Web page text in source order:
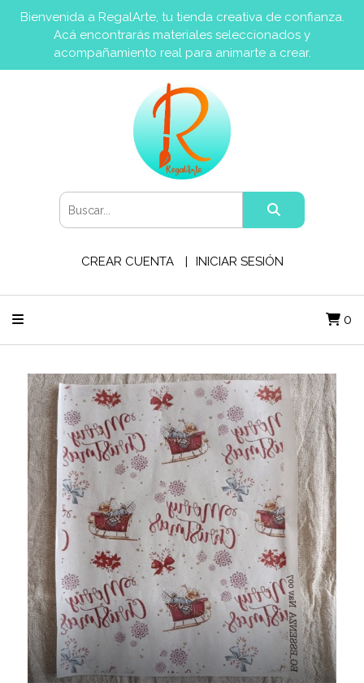
Bienvenida a RegalArte, tu tienda creativa de confianza.
Acá encontrarás materiales seleccionados y
acompañamiento real para animarte a crear.
CREAR CUENTA INICIAR SESIÓN
0